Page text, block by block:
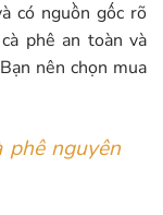
có nguồn gốc rõ
phê an toàn và
nên chọn mua
phê nguyên